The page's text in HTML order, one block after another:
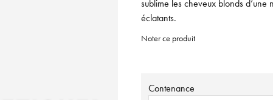
sublime les cheveux blonds
éclatants.
Noter ce produit
Contenance